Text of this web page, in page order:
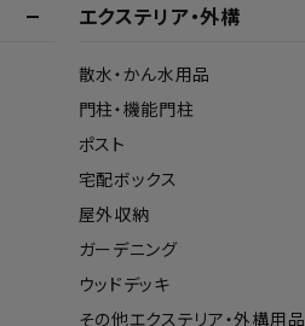
エクステリア・外構
散水・かん水用品
門柱・機能門柱
ポスト
宅配ボックス
屋外収納
ガーデニング
ウッドデッキ
その他エクステリア・外構用品